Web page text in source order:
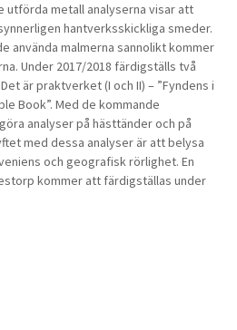
utförda metall analyserna visar att
hantverksskickliga smeder.
använda malmerna sannolikt kommer
Under 2017/2018 färdigställs två
är praktverket (I och II) – ”Fyndens i
Book”. Med de kommande
analyser på hästtänder och på
med dessa analyser är att belysa
och geografisk rörlighet. En
kommer att färdigställas under